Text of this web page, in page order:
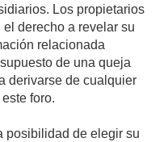
Los propietarios
derecho a revelar su
relacionada
de una queja
derivarse de cualquier
foro.
posibilidad de elegir su